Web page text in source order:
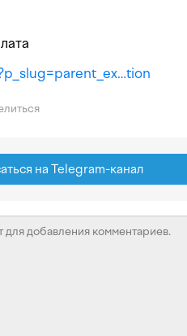
на Telegram-канал